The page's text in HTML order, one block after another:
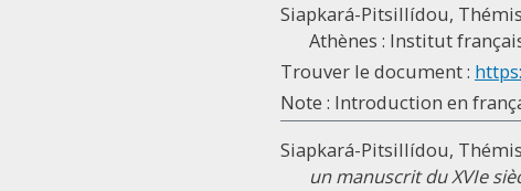
Siapkará-Pitsillídou, Thémis
Athènes : Institut
Trouver le document :
Note : Introduction en
Siapkará-Pitsillídou, Thémis
un manuscrit du XVIe